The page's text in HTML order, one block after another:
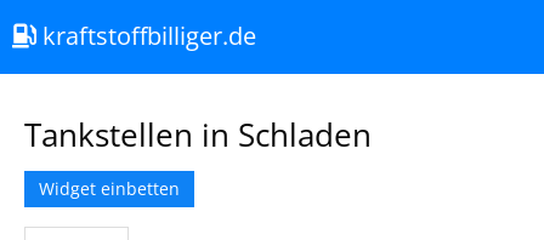
kraftstoffbilliger.de
Tankstellen in Schladen
Widget einbetten